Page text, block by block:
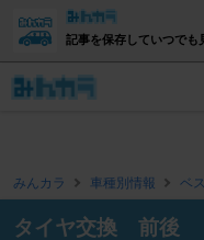
記事を保存していつでも
みんカラ 車種別情報 ベ
タイヤ交換 前後